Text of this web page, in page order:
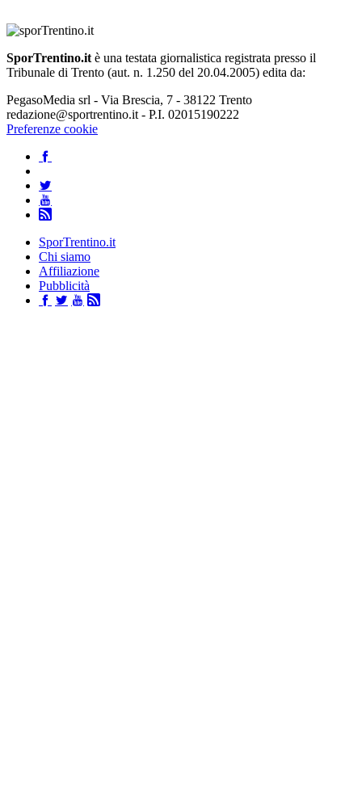
SporTrentino.it è una testata giornalistica registrata presso il
Tribunale di Trento (aut. n. 1.250 del 20.04.2005) edita da:
PegasoMedia srl - Via Brescia, 7 - 38122 Trento
redazione@sportrentino.it - P.I. 02015190222
Preferenze cookie
SporTrentino.it
Chi siamo
Affiliazione
Pubblicità